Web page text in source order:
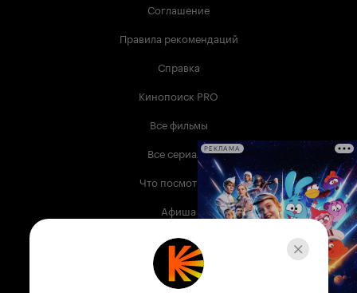
Соглашение
Правила рекомендаций
Справка
Кинопоиск PRO
Все фильмы
Все сериалы
Что посмотреть
Афиша
Музыка
Телепрограмма
РЕКЛАМА